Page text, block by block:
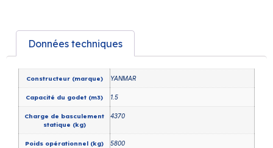
Données techniques
Constructeur (marque) YANMAR
Capacité du godet (m3) 1.5
Charge de basculement
statique (kg)
4370
Poids opérationnel (kg) 5800